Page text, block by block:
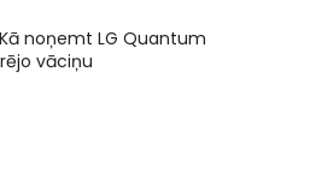
noņemt LG Quantum
vāciņu